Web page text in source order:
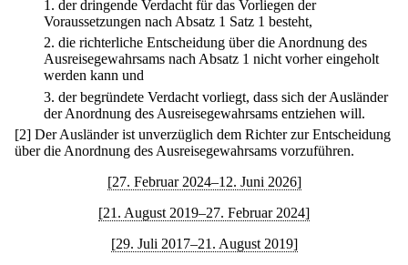
1. der dringende Verdacht für das Vorliegen der
Voraussetzungen nach Absatz 1 Satz 1 besteht,
2. die richterliche Entscheidung über die Anordnung des
Ausreisegewahrsams nach Absatz 1 nicht vorher eingeholt
werden kann und
3. der begründete Verdacht vorliegt, dass sich der Ausländer
der Anordnung des Ausreisegewahrsams entziehen will.
[2] Der Ausländer ist unverzüglich dem Richter zur Entscheidung
über die Anordnung des Ausreisegewahrsams vorzuführen.
[27. Februar 2024–12. Juni 2026]
[21. August 2019–27. Februar 2024]
[29. Juli 2017–21. August 2019]